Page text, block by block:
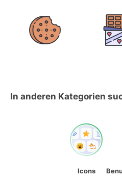
In anderen Kategorien
Icons